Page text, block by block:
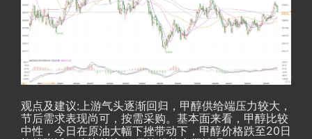
观点及建议:上游气头逐渐回归，甲醇供给端压力较大，
节后需求表现尚可，按需采购。基本面来看，甲醇比较
中性，今日在原油大幅下挫带动下，甲醇价格跌至20日